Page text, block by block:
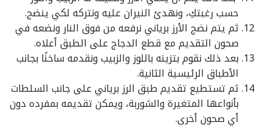
حسب رغبتكِ، ونهدئ النيران عليه ونتركه لكي ينضج.
ثم يتم نضج الأرز برياني نرفعه من فوق النار ونضعه في
صحون التقديم مع قطع الدجاج على الطبق أعلاه.
بعد ذلك نقوم بتزينه باللوز والزبيب ونقدمه ساخنًا بجانب
الأطباق الرئيسية الثانية.
ثم تستطيع تقديم طبق الرز برياني على جانب السلطات
بأنواعها المتغيرة والشوربة، ويمكن تقديمه بمفرده دون
أي صحون أخرى.